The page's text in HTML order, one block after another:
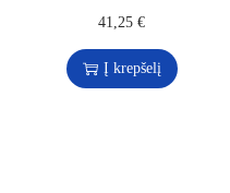
41,25€
Į krepšelį